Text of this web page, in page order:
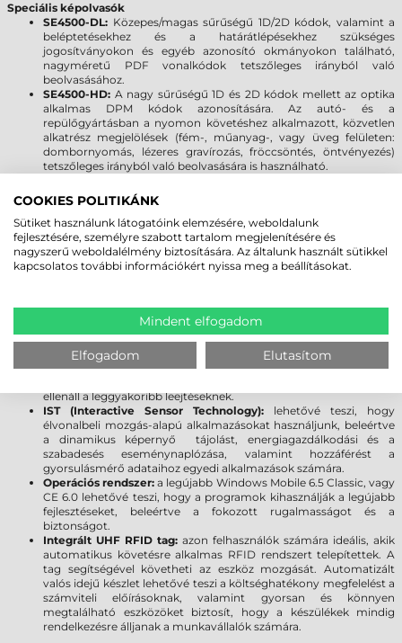
Speciális képolvasók
SE4500-DL: Közepes/magas sűrűségű 1D/2D kódok, valamint a
beléptetésekhez és a határátlépésekhez szükséges
jogosítványokon és egyéb azonosító okmányokon található,
nagyméretű PDF vonalkódok tetszőleges irányból való
beolvasásához.
SE4500-HD: A nagy sűrűségű 1D és 2D kódok mellett az optika
alkalmas DPM kódok azonosítására. Az autó- és a
repülőgyártásban a nyomon követéshez alkalmazott, közvetlen
alkatrész megjelölések (fém-, műanyag-, vagy üveg felületen:
dombornyomás, lézeres gravírozás, fröccsöntés, öntvényezés)
tetszőleges irányból való beolvasására is használható.
MOTOROLA/SYMBOL MC9090-G VS.
MC9190-G
Processzor:a jobb processzornak köszönhetően gyorsabb az
alkalmazások futtatása, nő a termelékenység. Az asztali
Memória:a memória jelentős növelése elősegíti az alkalmazások
feldolgozási sebességét, bőséges helyet biztosítva az adatoknak,
programoknak.
Kijelző:a Gorilla Glass kijelző növeli a szkenner tartósságát,
továbbá meggátolja a karcolások kialakulását. A sérülésekre
ellenáll a leggyakoribb leejtéseknek.
IST (Interactive Sensor Technology): lehetővé teszi, hogy
élvonalbeli mozgás-alapú alkalmazásokat használjunk, beleértve
a dinamikus képernyő tájolást, energiagazdálkodási és a
szabadesés eseménynaplózása, valamint hozzáférést a
gyorsulásmérő adataihoz egyedi alkalmazások számára.
Operációs rendszer: a legújabb Windows Mobile 6.5 Classic, vagy
CE 6.0 lehetővé teszi, hogy a programok kihasználják a legújabb
fejlesztéseket, beleértve a fokozott rugalmasságot és a
biztonságot.
Integrált UHF RFID tag: azon felhasználók számára ideális, akik
automatikus követésre alkalmas RFID rendszert telepítettek. A
tag segítségével követheti az eszköz mozgását. Automatizált
valós idejű készlet lehetővé teszi a költséghatékony megfelelést a
számviteli előírásoknak, valamint gyorsan és könnyen
megtalálható eszközöket biztosít, hogy a készülékek mindig
rendelkezésre álljanak a munkavállalók számára.
COOKIES POLITIKÁNK
Sütiket használunk látogatóink elemzésére, weboldalunk
fejlesztésére, személyre szabott tartalom megjelenítésére és
nagyszerű weboldalélmény biztosítására. Az általunk használt sütikkel
kapcsolatos további információkért nyissa meg a beállításokat.
Mindent elfogadom
Elfogadom Elutasítom